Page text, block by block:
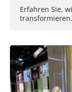
Erfahren Sie,
transformieren.